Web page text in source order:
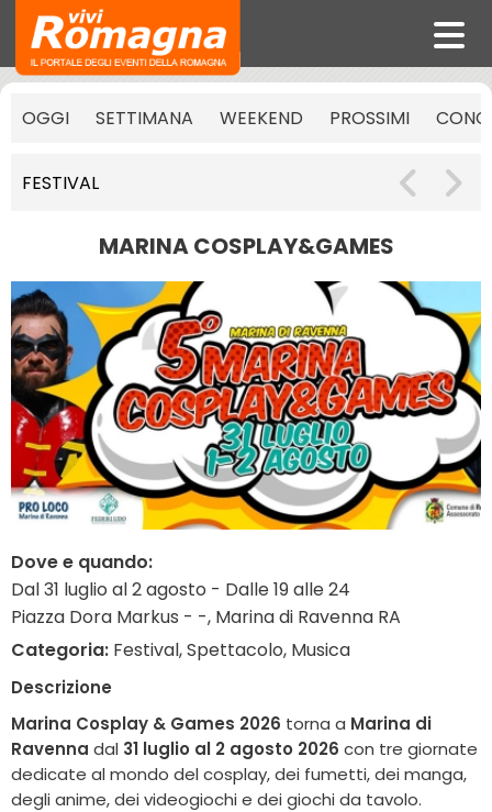
OGGI SETTIMANA WEEKEND PROSSIMI
FESTIVAL
MARINA COSPLAY&GAMES
Dove e quando:
Dal 31 luglio al 2 agosto - Dalle 19 alle 24
Piazza Dora Markus - -, Marina di Ravenna RA
Categoria: Festival, Spettacolo, Musica
Descrizione
Marina Cosplay & Games 2026 torna a Marina di
Ravenna dal 31 luglio al 2 agosto 2026 con tre giornate
dedicate al mondo del cosplay, dei fumetti, dei manga,
degli anime, dei videogiochi e dei giochi da tavolo.